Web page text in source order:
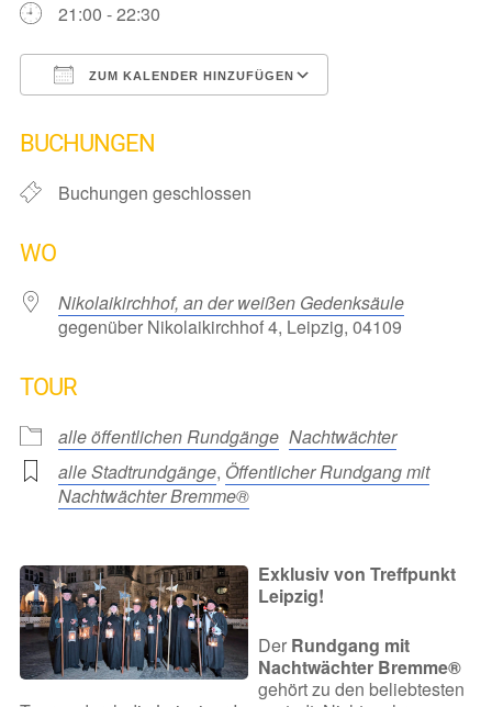
21:00 - 22:30
ZUM KALENDER HINZUFÜGEN
BUCHUNGEN
Buchungen geschlossen
WO
Nikolaikirchhof, an der weißen Gedenksäule
gegenüber Nikolaikirchhof 4, Leipzig, 04109
TOUR
alle öffentlichen Rundgänge Nachtwächter
alle Stadtrundgänge, Öffentlicher Rundgang mit
Nachtwächter Bremme®
Exklusiv von Treffpunkt
Leipzig!
Der Rundgang mit
Nachtwächter Bremme®
gehört zu den beliebtesten